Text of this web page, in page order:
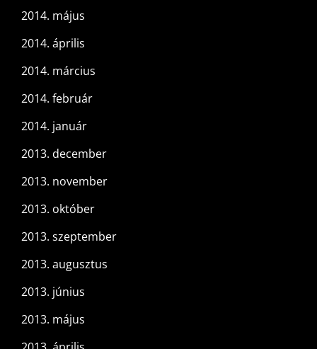
2014. május
2014. április
2014. március
2014. február
2014. január
2013. december
2013. november
2013. október
2013. szeptember
2013. augusztus
2013. június
2013. május